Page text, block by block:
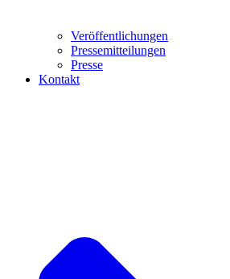
Veröffentlichungen
Pressemitteilungen
Presse
Kontakt